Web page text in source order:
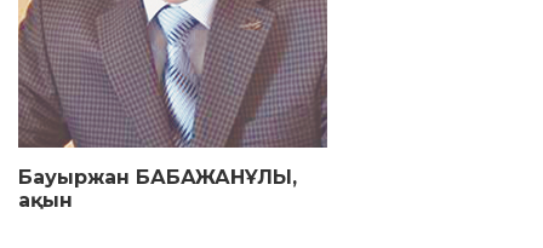
Бауыржан БАБАЖАНҰЛЫ,
ақын